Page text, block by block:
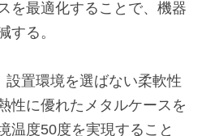
を最適化することで、機器
する。
設置環境を選ばない柔軟性
性に優れたメタルケースを
温度50度を実現すること